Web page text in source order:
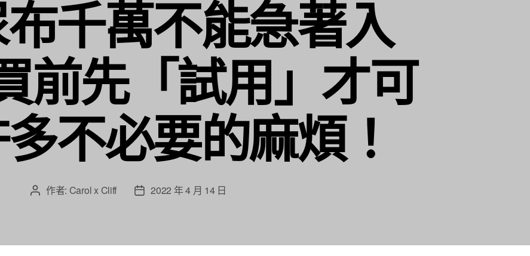
千萬不能急著入
前先「試用」才可
不必要的麻煩！
文 作者: Carol x Cliff
文
日
2022 年 4 月 14 日